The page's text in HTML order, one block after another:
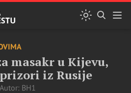
masakr u Kijevu,
iz Rusije
Autor: BH1